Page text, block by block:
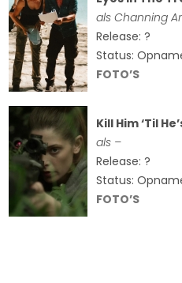
als Channing
Release: ?
Status:
FOTO’S
Kill Him ‘Til
als –
Release: ?
Status:
FOTO’S